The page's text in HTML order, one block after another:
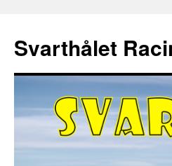
innehåll
Svarthålet